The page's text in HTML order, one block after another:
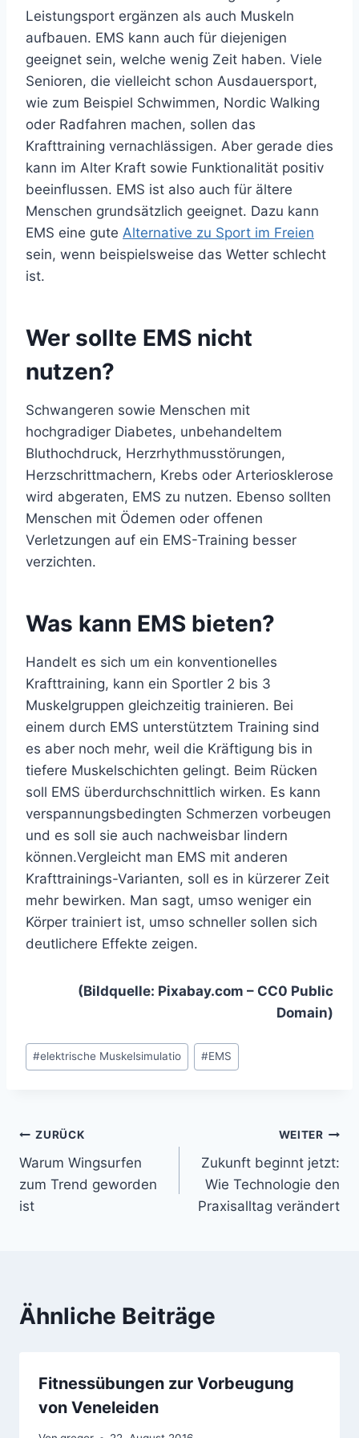
Leistungsport ergänzen als auch Muskeln
aufbauen. EMS kann auch für diejenigen
geeignet sein, welche wenig Zeit haben. Viele
Senioren, die vielleicht schon Ausdauersport,
wie zum Beispiel Schwimmen, Nordic Walking
oder Radfahren machen, sollen das
Krafttraining vernachlässigen. Aber gerade dies
kann im Alter Kraft sowie Funktionalität positiv
beeinflussen. EMS ist also auch für ältere
Menschen grundsätzlich geeignet. Dazu kann
EMS eine gute Alternative zu Sport im Freien
sein, wenn beispielsweise das Wetter schlecht
ist.
Wer sollte EMS nicht
nutzen?
Schwangeren sowie Menschen mit
hochgradiger Diabetes, unbehandeltem
Bluthochdruck, Herzrhythmusstörungen,
Herzschrittmachern, Krebs oder Arteriosklerose
wird abgeraten, EMS zu nutzen. Ebenso sollten
Menschen mit Ödemen oder offenen
Verletzungen auf ein EMS-Training besser
verzichten.
Was kann EMS bieten?
Handelt es sich um ein konventionelles
Krafttraining, kann ein Sportler 2 bis 3
Muskelgruppen gleichzeitig trainieren. Bei
einem durch EMS unterstütztem Training sind
es aber noch mehr, weil die Kräftigung bis in
tiefere Muskelschichten gelingt. Beim Rücken
soll EMS überdurchschnittlich wirken. Es kann
verspannungsbedingten Schmerzen vorbeugen
und es soll sie auch nachweisbar lindern
können.Vergleicht man EMS mit anderen
Krafttrainings-Varianten, soll es in kürzerer Zeit
mehr bewirken. Man sagt, umso weniger ein
Körper trainiert ist, umso schneller sollen sich
deutlichere Effekte zeigen.
(Bildquelle: Pixabay.com – CC0 Public
Domain)
Schlagworte:
#elektrische Muskelsimulatio #EMS
Beitragsnavigation
ZURÜCK
Warum Wingsurfen
zum Trend geworden
ist
WEITER
Zukunft beginnt jetzt:
Wie Technologie den
Praxisalltag verändert
Ähnliche Beiträge
Fitnessübungen zur Vorbeugung
von Veneleiden